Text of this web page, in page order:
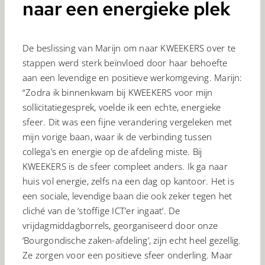
andere informatie die je aan ze hebt verstrekt of die ze
hebben verzameld op basis van jouw gebruik van hun
verklaringencookieverklaring.
naar een energieke plek
De beslissing van Marijn om naar KWEEKERS over te
stappen werd sterk beïnvloed door haar behoefte
aan een levendige en positieve werkomgeving. Marijn:
“Zodra ik binnenkwam bij KWEEKERS voor mijn
sollicitatiegesprek, voelde ik een echte, energieke
sfeer. Dit was een fijne verandering vergeleken met
mijn vorige baan, waar ik de verbinding tussen
collega’s en energie op de afdeling miste. Bij
KWEEKERS is de sfeer compleet anders. Ik ga naar
huis vol energie, zelfs na een dag op kantoor. Het is
een sociale, levendige baan die ook zeker tegen het
cliché van de ‘stoffige ICT’er ingaat’. De
vrijdagmiddagborrels, georganiseerd door onze
‘Bourgondische zaken-afdeling’, zijn echt heel gezellig.
Ze zorgen voor een positieve sfeer onderling. Maar